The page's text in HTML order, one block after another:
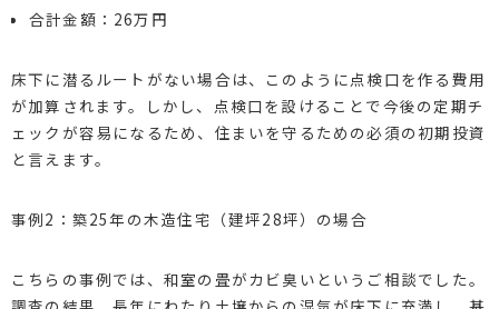
合計金額：26万円
床下に潜るルートがない場合は、このように点検口を作る費用
が加算されます。しかし、点検口を設けることで今後の定期チ
ェックが容易になるため、住まいを守るための必須の初期投資
と言えます。
事例2：築25年の木造住宅（建坪28坪）の場合
こちらの事例では、和室の畳がカビ臭いというご相談でした。